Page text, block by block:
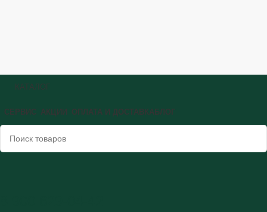
КАТАЛОГ
СЕРВИС АКЦИИ ОПЛАТА И ДОСТАВКА БЛОГ